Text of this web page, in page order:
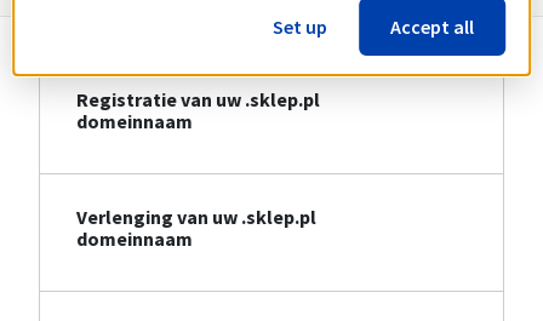
Registratie van uw .sklep.pl
domeinnaam
Verlenging van uw .sklep.pl
domeinnaam
Set up Accept all